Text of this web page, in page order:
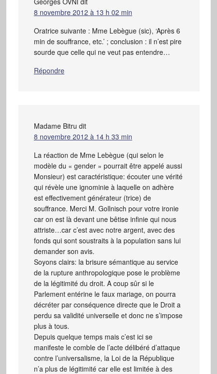
8 novembre 2012 à 13 h 02 min
Oratrice suivante : Mme Lebègue (sic), ‘Après 6
min de souffrance, etc.’ ; conclusion : il n’est pire
sourde que celle qui ne veut pas entendre…
Répondre
Madame Bitru dit
8 novembre 2012 à 14 h 33 min
La réaction de Mme Lebègue (qui selon le
modèle du « gender » pourrait être appelé aussi
Monsieur) est caractéristique: écouter une vérité
qui révèle une ignominie à laquelle on adhère
est effectivement générateur (trice) de
souffrance. Merci M. Gollnisch pour votre ironie
car on est là devant une bêtise infinie qui nous
attriste…car c’est avec notre argent, avec des
fonds qui sont soustraits à la population sans lui
demander son avis.
Soyons clairs: la brisure sémantique au service
de la rupture anthropologique pose le problème
de la légitimité du droit. A coup sûr si le
Parlement entérine le faux mariage, on pourra
décréter par conséquence directe que le Droit a
perdu sa validité universelle et donc ne s’impose
plus à tous.
Depuis quelque temps mais c’est ici se
manifeste le comble de l’acte délibéré d’attaque
contre l’universalisme, la Loi de la République
n’a plus de légitimité car elle est limitée à des